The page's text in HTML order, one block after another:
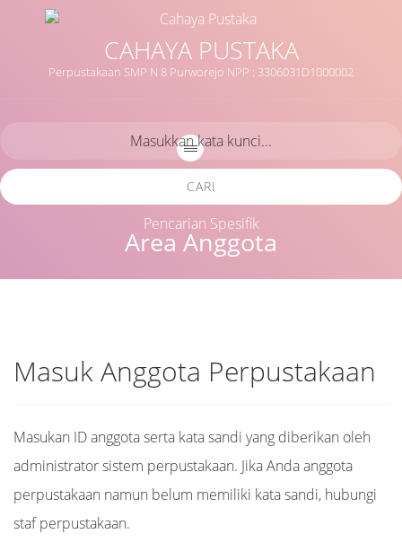
CAHAYA PUSTAKA
Perpustakaan SMP N 8 Purworejo NPP : 3306031D1000002
Area Anggota
CARI
Pencarian Spesifik
Masuk Anggota Perpustakaan
Masukan ID anggota serta kata sandi yang diberikan oleh
administrator sistem perpustakaan. Jika Anda anggota
perpustakaan namun belum memiliki kata sandi, hubungi
staf perpustakaan.